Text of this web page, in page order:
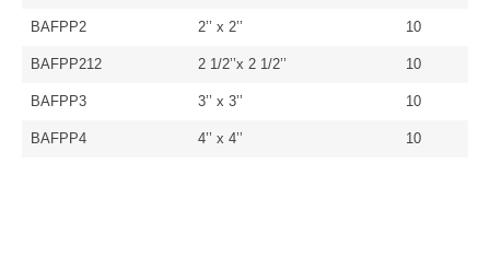
BAFPP2 2’’ x 2’’ 10
BAFPP212 2 1/2’’x 2 1/2’’ 10
BAFPP3 3’’ x 3’’ 10
BAFPP4 4’’ x 4’’ 10